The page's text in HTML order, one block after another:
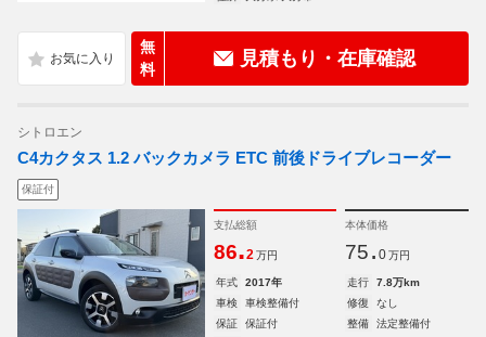
無
料
見積もり・在庫確認
シトロエン
C4カクタス 1.2 バックカメラ ETC 前後ドライブレコーダー
保証付
支払総額
86.2 万円
本体価格
75. 0 万円
年式 2017年 走行
7.8万km
車検
車検整備付 修復
なし
保証
保証付 整備
法定整備付